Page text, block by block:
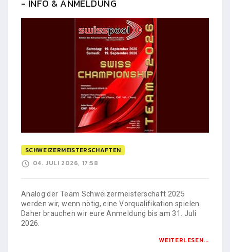
- INFO & ANMELDUNG
SCHWEIZERMEISTERSCHAFTEN
04. JULI 2026, 17:58
Analog der Team Schweizermeisterschaft 2025
werden wir, wenn nötig, eine Vorqualifikation spielen.
Daher brauchen wir eure Anmeldung bis am 31. Juli
2026.
WEITERLESEN...